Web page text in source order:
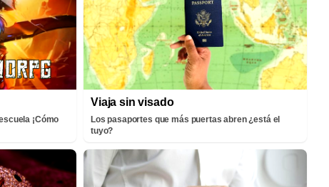
¡Cómo
Viaja sin visado
Los pasaportes que más puertas abren ¿está el
tuyo?